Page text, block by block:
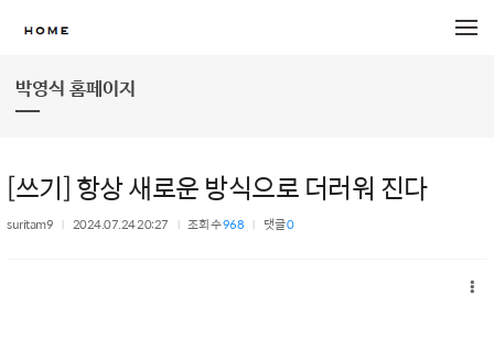
박영식 홈페이지
[쓰기] 항상 새로운 방식으로 더러워 진다
suritam9 2024.07.24 20:27 조회 수968 댓글0